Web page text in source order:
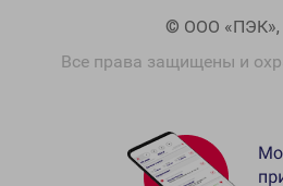
© ООО «ПЭК»,
Все права защищены и